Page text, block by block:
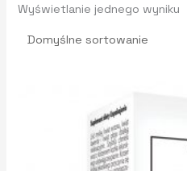
Wyświetlanie jednego wyniku